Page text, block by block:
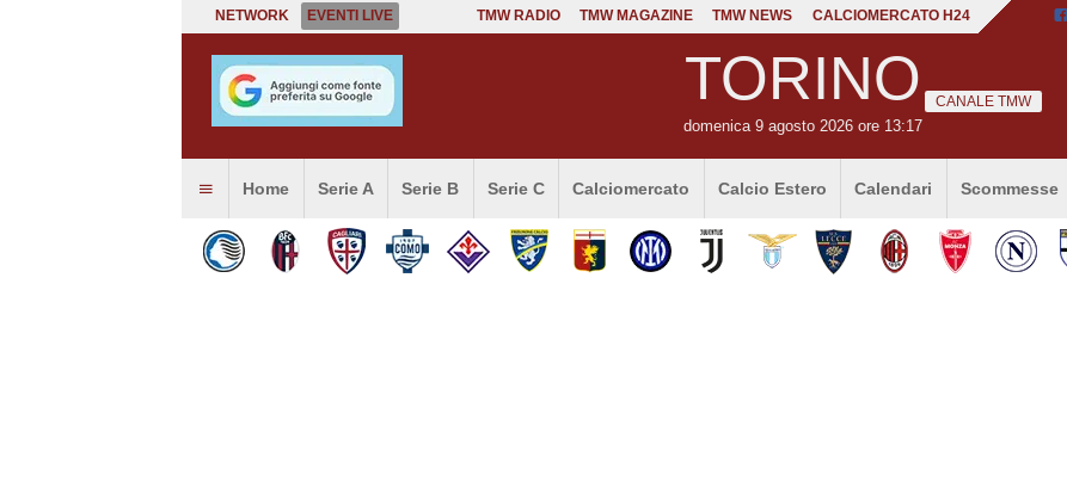
NETWORK EVENTI LIVE TMW RADIO TMW MAGAZINE TMW NEWS CALCIOMERCATO H24
TORINO
domenica 9 agosto 2026 ore 13:17
CANALE TMW
Home Serie A Serie B Serie C Calciomercato Calcio Estero Calendari Scommesse